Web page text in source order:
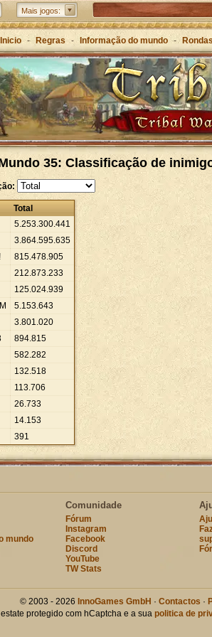
Mais jogos: Tribal Wars 2: a sequela do
Forge of Empires –
Grepolis – Construa o seu
Inicio - Regras - Informação do mundo -
35: Classificação de
Total
5.253.300.441
3.864.595.635
815.478.905
212.873.233
125.024.939
5.153.643
3.801.020
894.815
582.282
132.518
113.706
26.733
14.153
391
mundo
Comunidade
Fórum
Instagram
Facebook
Discord
YouTube
TW Stats
© 2003 - 2026 InnoGames GmbH · Contactos ·
protegido com hCaptcha e a sua politica de